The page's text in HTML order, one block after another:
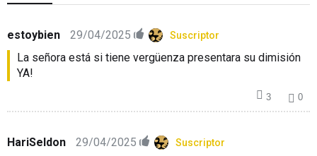
estoybien 29/04/2025 Suscriptor
La señora está si tiene vergüenza presentara su dimisión
YA!
HariSeldon 29/04/2025 Suscriptor